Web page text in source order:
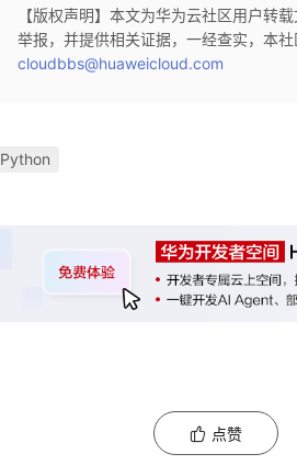
【版权声明】本文为华为云社区用户转
举报，并提供相关证据，一经查实，本
cloudbbs@huaweicloud.com
Python
点赞